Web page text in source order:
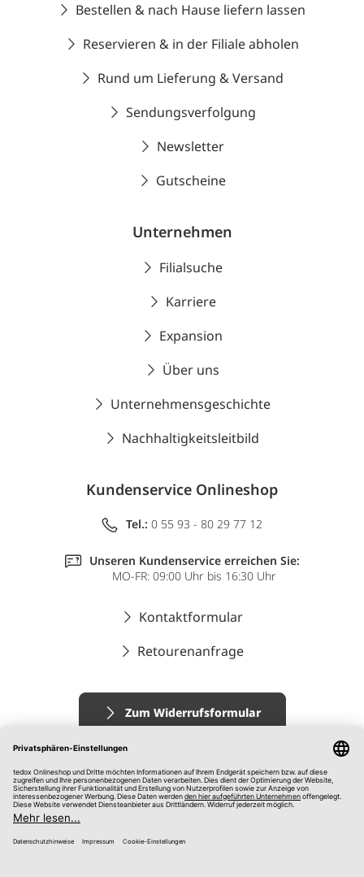
Bestellen & nach Hause liefern lassen
Reservieren & in der Filiale abholen
Rund um Lieferung & Versand
Sendungsverfolgung
Newsletter
Gutscheine
Unternehmen
Filialsuche
Karriere
Expansion
Über uns
Unternehmensgeschichte
Nachhaltigkeitsleitbild
Kundenservice Onlineshop
Tel.: 0 55 93 - 80 29 77 12
Unseren Kundenservice erreichen Sie:
MO-FR: 09:00 Uhr bis 16:30 Uhr
Kontaktformular
Retourenanfrage
Zum Widerrufsformular
Impressum
AGB
Datenschutz